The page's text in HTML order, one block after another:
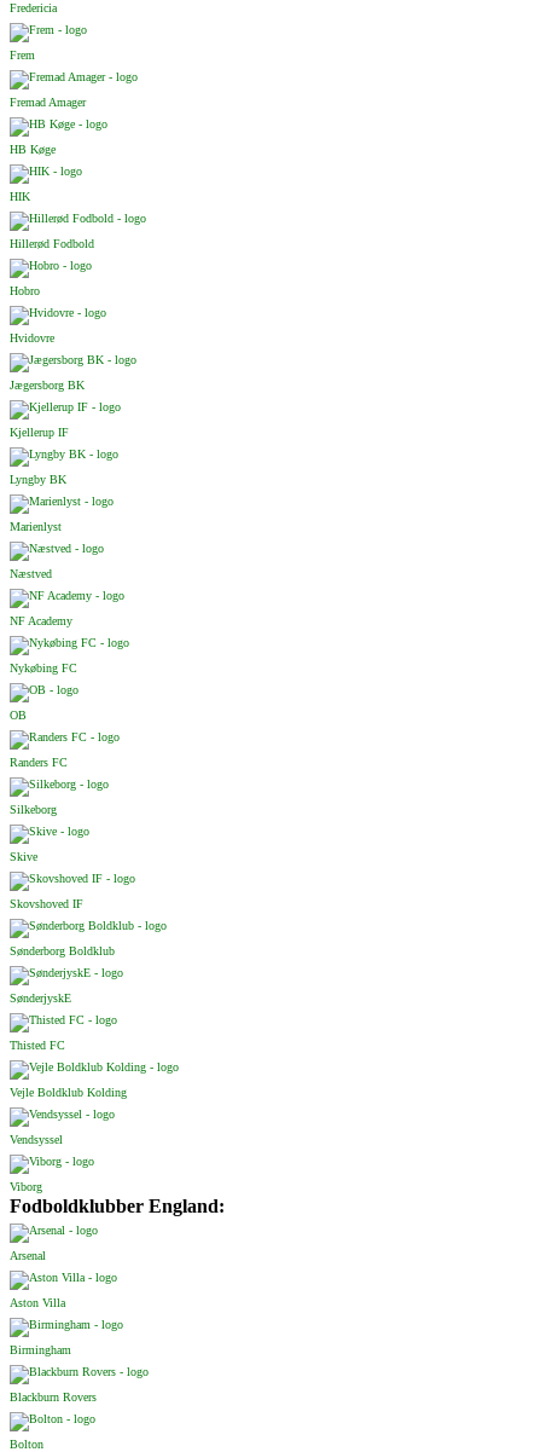
Fredericia
Frem
Fremad Amager
HB Køge
HIK
Hillerød Fodbold
Hobro
Hvidovre
Jægersborg BK
Kjellerup IF
Lyngby BK
Marienlyst
Næstved
NF Academy
Nykøbing FC
OB
Randers FC
Silkeborg
Skive
Skovshoved IF
Sønderborg Boldklub
SønderjyskE
Thisted FC
Vejle Boldklub Kolding
Vendsyssel
Viborg
Fodboldklubber England:
Arsenal
Aston Villa
Birmingham
Blackburn Rovers
Bolton